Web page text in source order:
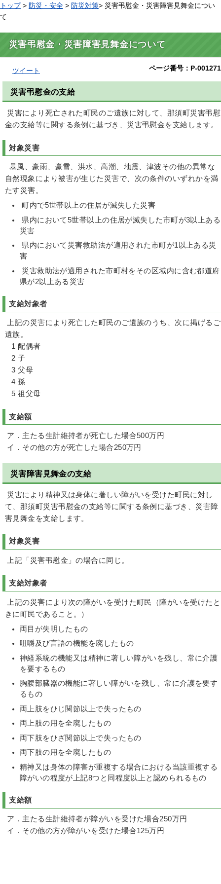
トップ> 防災・安全 > 防災対策> 災害弔慰金・災害障害見舞金につい
て
災害弔慰金・災害障害見舞金について
ページ番号：P-001271
ツイート
災害弔慰金の支給
災害により死亡された町民のご遺族に対して、那須町災害弔慰
金の支給等に関する条例に基づき、災害弔慰金を支給します。
対象災害
暴風、豪雨、豪雪、洪水、高潮、地震、津波その他の異常な
自然現象により被害が生じた災害で、次の条件のいずれかを満
たす災害。
町内で5世帯以上の住居が滅失した災害
県内において5世帯以上の住居が滅失した市町が3以上ある
災害
県内において災害救助法が適用された市町が1以上ある災
害
災害救助法が適用された市町村をその区域内に含む都道府
県が2以上ある災害
支給対象者
上記の災害により死亡した町民のご遺族のうち、次に掲げるご
遺族。
1 配偶者
2 子
3 父母
4 孫
5 祖父母
支給額
ア．主たる生計維持者が死亡した場合500万円
イ．その他の方が死亡した場合250万円
災害障害見舞金の支給
災害により精神又は身体に著しい障がいを受けた町民に対し
て、那須町災害弔慰金の支給等に関する条例に基づき、災害障
害見舞金を支給します。
対象災害
上記「災害弔慰金」の場合に同じ。
支給対象者
上記の災害により次の障がいを受けた町民（障がいを受けたと
きに町民であること。）
両目が失明したもの
咀嚼及び言語の機能を廃したもの
神経系統の機能又は精神に著しい障がいを残し、常に介護
を要するもの
胸腹部臓器の機能に著しい障がいを残し、常に介護を要す
るもの
両上肢をひじ関節以上で失ったもの
両上肢の用を全廃したもの
両下肢をひざ関節以上で失ったもの
両下肢の用を全廃したもの
精神又は身体の障害が重複する場合における当該重複する
障がいの程度が上記8つと同程度以上と認められるもの
支給額
ア．主たる生計維持者が障がいを受けた場合250万円
イ．その他の方が障がいを受けた場合125万円